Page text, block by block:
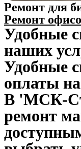
Ремонт для
Ремонт
Удобные
наших
Удобные
оплаты
В 'МСК-
ремонт